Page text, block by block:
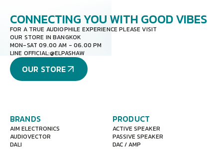
CONNECTING YOU WITH GOOD VIBES
FOR A TRUE AUDIOPHILE EXPERIENCE PLEASE VISIT
OUR STORE IN BANGKOK
MON-SAT 09.00 AM - 06.00 PM
LINE OFFICIAL:@ELPASHAW
OUR STORE
BRANDS
AIM ELECTRONICS
AUDIOVECTOR
DALI
PRODUCT
ACTIVE SPEAKER
PASSIVE SPEAKER
DAC / AMP